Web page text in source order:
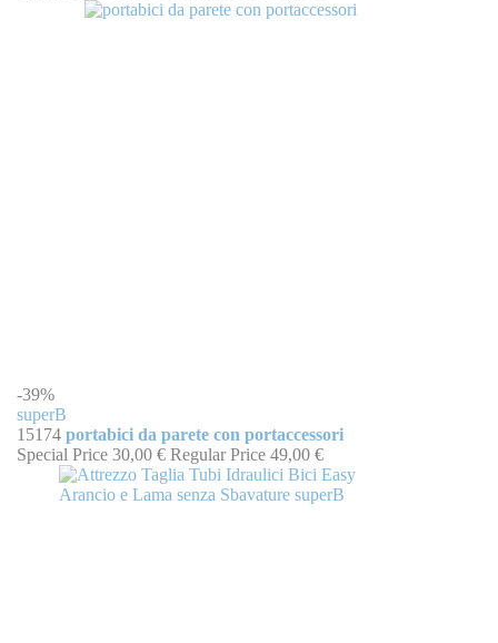
-39%
superB
15174 portabici da parete con portaccessori
Special Price 30,00 € Regular Price 49,00 €